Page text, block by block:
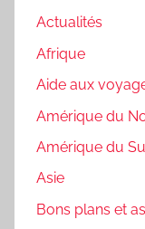
Actualités
Afrique
Aide aux
Amérique du
Amérique du
Asie
Bons plans et